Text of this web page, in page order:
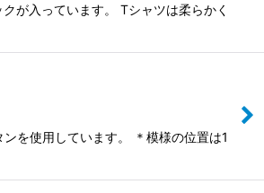
が入っています。 Tシャツは柔らかく
を使用しています。 ＊模様の位置は1